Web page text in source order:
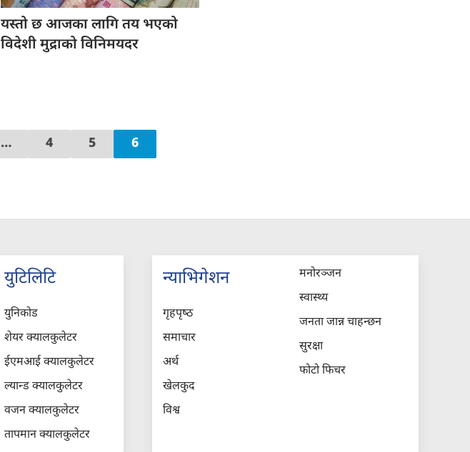
यस्तो छआजका लागि तय भएको
विदेशी मुद्राको विनिमयदर
… 4 5 6
युटिलिटि
युनिकोड
शेयर क्यालकुलेटर
ईएमआई क्यालकुलेटर
ल्यान्ड क्यालकुलेटर
वजन क्यालकुलेटर
तापमान क्यालकुलेटर
न्याभिगेशन
गृहपृष्‍ठ
समाचार
अर्थ
खेलकुद
विश्व
मनोरञ्जन
स्वास्थ्य
जनता जान्न चाहन्छन
सुरक्षा
फोटो फिचर